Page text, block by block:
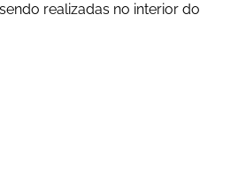
realizadas no interior do